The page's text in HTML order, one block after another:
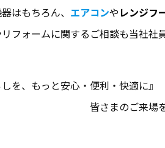
はもちろん、 エアコンやレンジフ
フォームに関するご相談も当社社
しを、もっと安心・便利・快適に』
ご来場を心よりお